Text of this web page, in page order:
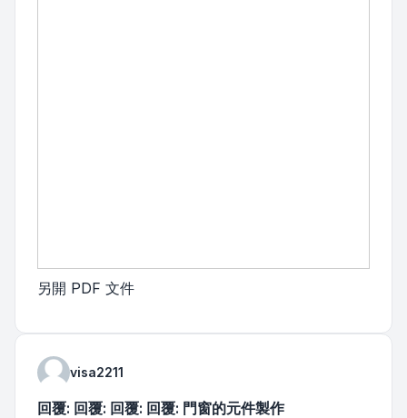
另開 PDF 文件
visa2211
回覆: 回覆: 回覆: 回覆: 門窗的元件製作